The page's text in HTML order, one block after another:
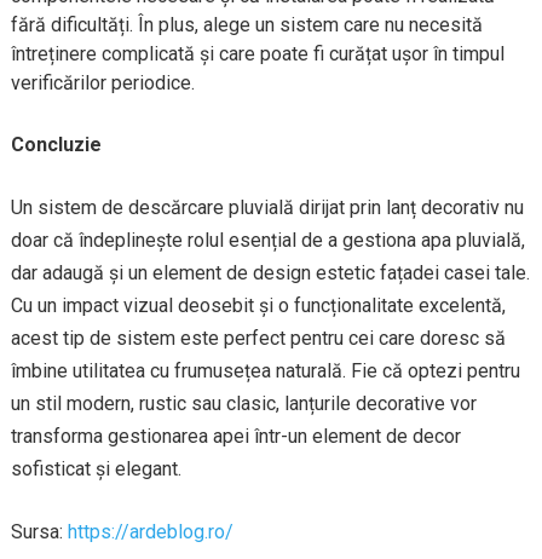
fără dificultăți. În plus, alege un sistem care nu necesită
întreținere complicată și care poate fi curățat ușor în timpul
verificărilor periodice.
Concluzie
Un sistem de descărcare pluvială dirijat prin lanț decorativ nu
doar că îndeplinește rolul esențial de a gestiona apa pluvială,
dar adaugă și un element de design estetic fațadei casei tale.
Cu un impact vizual deosebit și o funcționalitate excelentă,
acest tip de sistem este perfect pentru cei care doresc să
îmbine utilitatea cu frumusețea naturală. Fie că optezi pentru
un stil modern, rustic sau clasic, lanțurile decorative vor
transforma gestionarea apei într-un element de decor
sofisticat și elegant.
Sursa: https://ardeblog.ro/